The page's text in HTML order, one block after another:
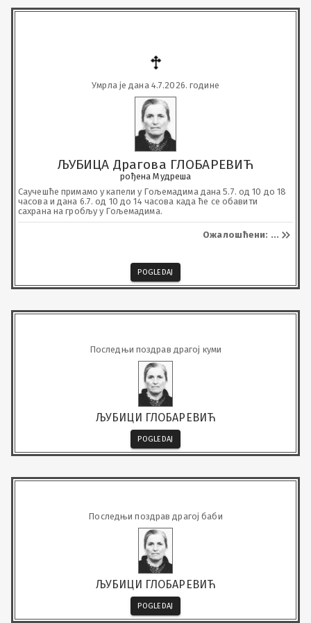
Умрла је дана 4.7.2026. године
ЉУБИЦА Драгова ГЛОБАРЕВИЋ
рођена Мудреша
Саучешће примамо у капели у Гољемадима дана 5.7. од 10 до 18
часова и дана 6.7. од 10 до 14 часова када ће се обавити
сахрана на гробљу у Гољемадима.
Ожалошћени: ...
POGLEDAJ
Последњи поздрав драгој куми
ЉУБИЦИ ГЛОБАРЕВИЋ
POGLEDAJ
Последњи поздрав драгој баби
ЉУБИЦИ ГЛОБАРЕВИЋ
POGLEDAJ